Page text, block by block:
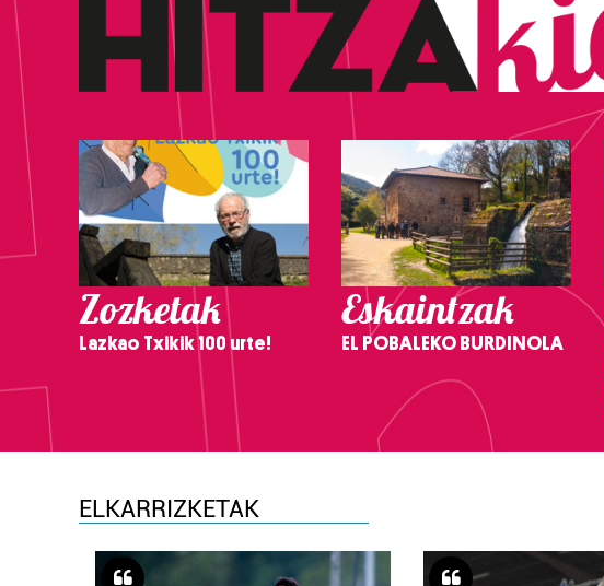
Zozketak
Lazkao Txikik 100 urte!
Eskaintzak
EL POBALEKO BURDINOLA
ELKARRIZKETAK